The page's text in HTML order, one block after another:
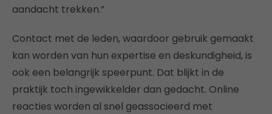
aandacht trekken.”
Contact met de leden, waardoor gebruik gemaakt
kan worden van hun expertise en deskundigheid, is
ook een belangrijk speerpunt. Dat blijkt in de
praktijk toch ingewikkelder dan gedacht. Online
reacties worden al snel geassocieerd met